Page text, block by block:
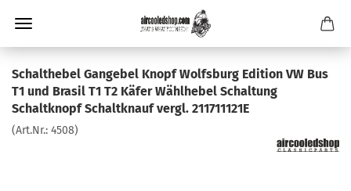
Schalthebel Gangebel Knopf Wolfsburg Edition VW Bus
T1 und Brasil T1 T2 Käfer Wählhebel Schaltung
Schaltknopf Schaltknauf vergl. 211711121E
(Art.Nr.: 4508)